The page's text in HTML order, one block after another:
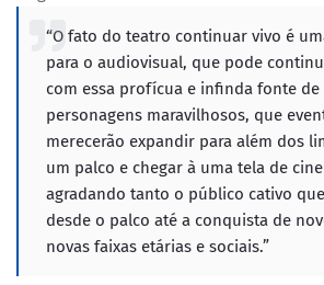
“O fato do teatro continuar vivo é
para o audiovisual, que pode
com essa profícua e infinda fonte
personagens maravilhosos, que
merecerão expandir para além dos
um palco e chegar à uma tela de
agradando tanto o público cativo
desde o palco até a conquista de
novas faixas etárias e sociais.”